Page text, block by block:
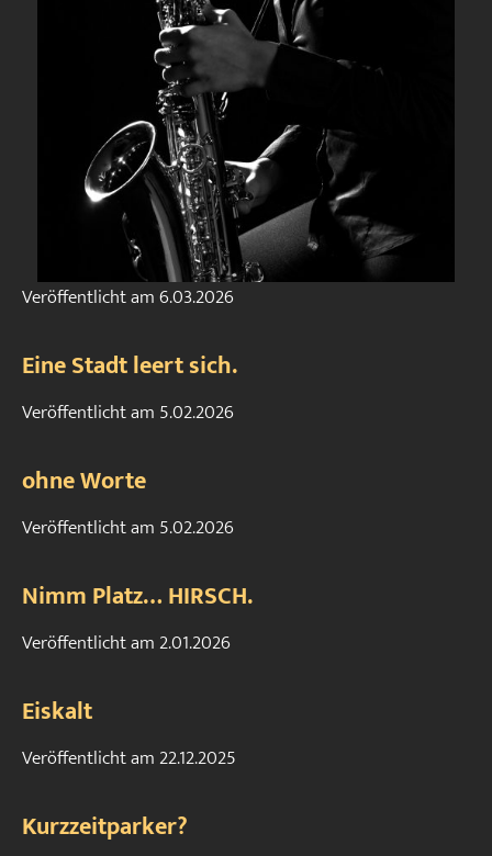
Veröffentlicht am6.03.2026
Eine Stadt leert sich.
Veröffentlicht am 5.02.2026
ohne Worte
Veröffentlicht am 5.02.2026
Nimm Platz… HIRSCH.
Veröffentlicht am2.01.2026
Eiskalt
Veröffentlicht am22.12.2025
Kurzzeitparker?